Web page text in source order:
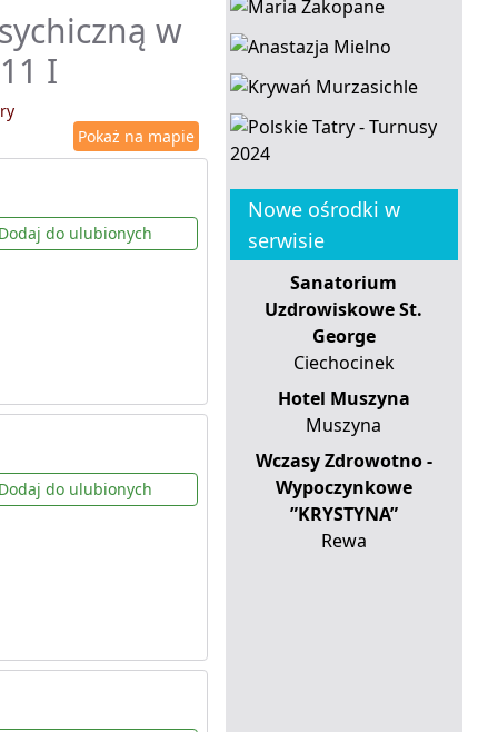
w
I
Pokaż na mapie
Dodaj do ulubionych
Dodaj do ulubionych
Nowe ośrodki w
serwisie
Sanatorium
Uzdrowiskowe St.
George
Ciechocinek
Hotel Muszyna
Muszyna
Wczasy Zdrowotno -
Wypoczynkowe
”KRYSTYNA”
Rewa